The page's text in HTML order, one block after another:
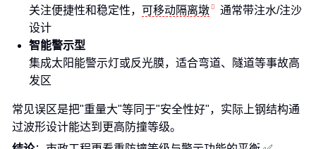
关注便捷性和稳定性， 可移动隔离墩
通常带注水/注沙
设计
智能警示型
集成太阳能警示灯或反光膜，适合弯道、隧道等事故高
发区
常见误区是把"重量大"等同于"安全性好"，实际上钢结构通
过波形设计能达到更高防撞等级。